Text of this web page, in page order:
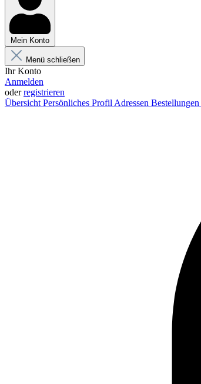
Mein Konto
Menü schließen
Ihr Konto
Anmelden
oderregistrieren
Übersicht Persönliches Profil Adressen Bestellungen